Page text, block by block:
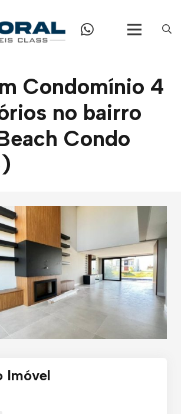
Condomínio 4
no bairro
Condo
Imóvel